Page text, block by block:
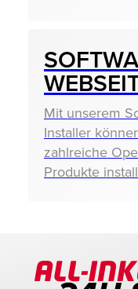
Mit unserem
Installer
zahlreiche
Produkte